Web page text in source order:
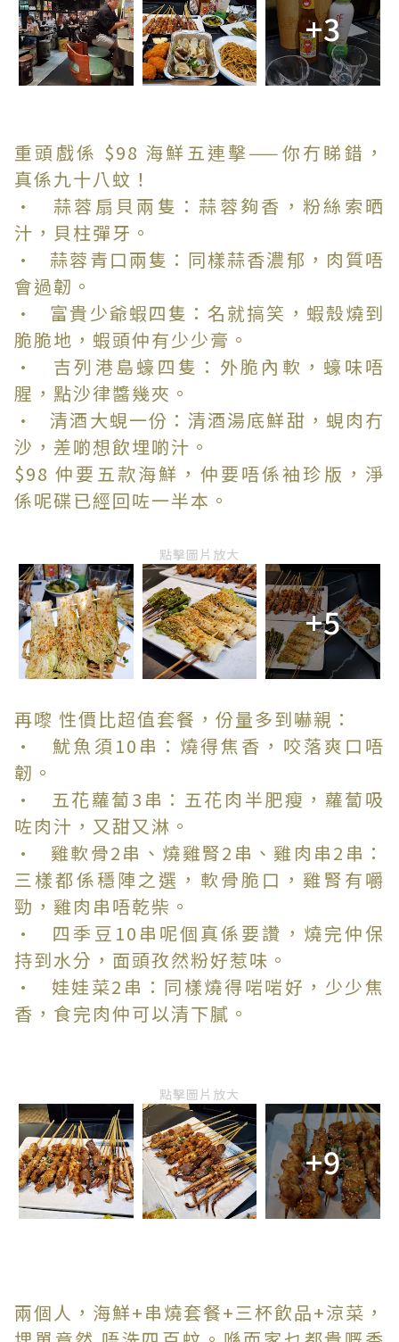
+3
重頭戲係 $98 海鮮五連擊——你冇睇錯，
真係九十八蚊！
• 蒜蓉扇貝兩隻：蒜蓉夠香，粉絲索晒
汁，貝柱彈牙。
• 蒜蓉青口兩隻：同樣蒜香濃郁，肉質唔
會過韌。
• 富貴少爺蝦四隻：名就搞笑，蝦殼燒到
脆脆地，蝦頭仲有少少膏。
• 吉列港島蠔四隻：外脆內軟，蠔味唔
腥，點沙律醬幾夾。
• 清酒大蜆一份：清酒湯底鮮甜，蜆肉冇
沙，差啲想飲埋啲汁。
$98 仲要五款海鮮，仲要唔係袖珍版，淨
係呢碟已經回咗一半本。
點擊圖片放大
+5
再嚟 性價比超值套餐，份量多到嚇親：
• 魷魚須10串：燒得焦香，咬落爽口唔
韌。
• 五花蘿蔔3串：五花肉半肥瘦，蘿蔔吸
咗肉汁，又甜又淋。
• 雞軟骨2串、燒雞腎2串、雞肉串2串：
三樣都係穩陣之選，軟骨脆口，雞腎有嚼
勁，雞肉串唔乾柴。
• 四季豆10串呢個真係要讚，燒完仲保
持到水分，面頭孜然粉好惹味。
• 娃娃菜2串：同樣燒得啱啱好，少少焦
香，食完肉仲可以清下膩。
點擊圖片放大
+9
兩個人，海鮮+串燒套餐+三杯飲品+涼菜，